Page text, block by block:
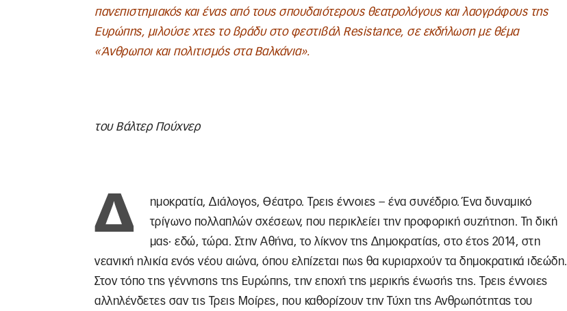
πανεπιστημιακός και ένας από τους σπουδαιότερους θεατρολόγους και λαογράφους της
Ευρώπης, μιλούσε χτες το βράδυ στο φεστιβάλ Resistance, σε εκδήλωση με θέμα
«Άνθρωποι και πολιτισμός στα Βαλκάνια».
του Βάλτερ Πούχνερ
Δ
ημοκρατία, Διάλογος, Θέατρο. Τρεις έννοιες – ένα συνέδριο. Ένα δυναμικό
τρίγωνο πολλαπλών σχέσεων, που περικλείει την προφορική συζήτηση. Τη δική
μας· εδώ, τώρα. Στην Αθήνα, το λίκνον της Δημοκρατίας, στο έτος 2014, στη
νεανική ηλικία ενός νέου αιώνα, όπου ελπίζεται πως θα κυριαρχούν τα δημοκρατικά ιδεώδη.
Στον τόπο της γέννησης της Ευρώπης, την εποχή της μερικής ένωσής της. Τρεις έννοιες
αλληλένδετες σαν τις Τρεις Μοίρες, που καθορίζουν την Τύχη της Ανθρωπότητας του